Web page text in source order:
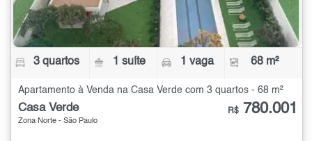
3 quartos 1 suíte 1 vaga 68 m²
Apartamento à Venda na Casa Verde com 3 quartos - 68 m²
Casa Verde
Zona Norte - São Paulo
R$ 780.001